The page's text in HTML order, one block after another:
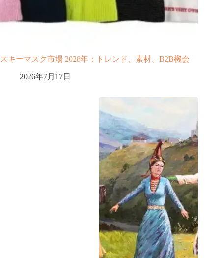
スキーマスク市場 2028年：トレンド、素材、B2B機会
2026年7月17日